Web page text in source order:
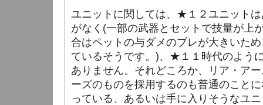
ユニットに関しては、★１２ユニット
がなく(一部の武器とセットで技量が上
合はペットの与ダメのブレが大きいた
ているそうです。)、★１１時代のよう
ありません。それどころか、リア・ア
ーズのものを採用するのも普通のこと
っている、あるいは手に入りそうなユ